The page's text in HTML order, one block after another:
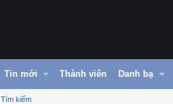
Tin mới Thành viên Danh bạ
Tìm kiếm